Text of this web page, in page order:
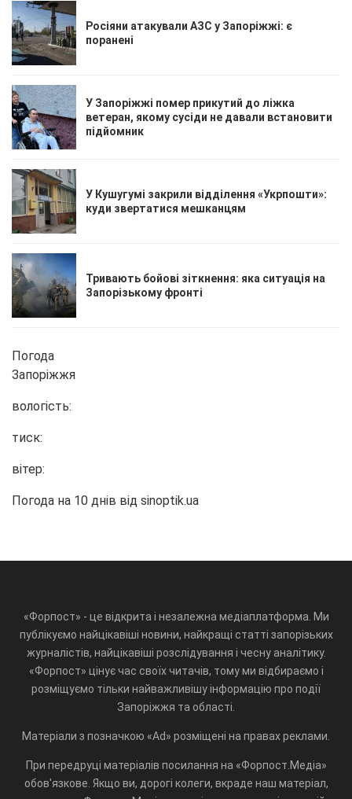
Росіяни атакували АЗС у Запоріжжі: є
поранені
У Запоріжжі помер прикутий до ліжка
ветеран, якому сусіди не давали встановити
підйомник
У Кушугумі закрили відділення «Укрпошти»:
куди звертатися мешканцям
Тривають бойові зіткнення: яка ситуація на
Запорізькому фронті
Погода
Запоріжжя
вологість:
тиск:
вітер:
Погода на 10 днів від sinoptik.ua
«Форпост» - це відкрита і незалежна медіаплатформа. Ми
публікуємо найцікавіші новини, найкращі статті запорізьких
журналістів, найцікавіші розслідування і чесну аналітику.
«Форпост» цінує час своїх читачів, тому ми відбираємо і
розміщуємо тільки найважливішу інформацію про події
Запоріжжя та області.
Матеріали з позначкою «Ad» розміщені на правах реклами.
При передруці матеріалів посилання на «Форпост.Медіа»
обов'язкове. Якщо ви, дорогі колеги, вкраде наш матеріал,